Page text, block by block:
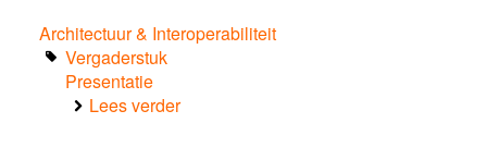
Architectuur & Interoperabiliteit
Vergaderstuk
Presentatie
Lees verderover